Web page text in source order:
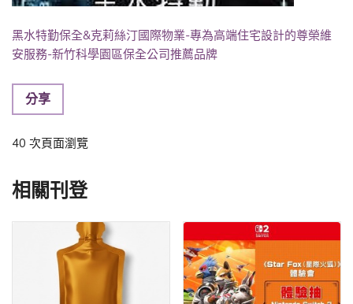
黑水特勤保全&克莉絲汀國際物業-專為高端住宅設計的尊榮維
安服務-新竹科學園區保全公司推薦品牌
分享
40 次頁面瀏覽
相關刊登